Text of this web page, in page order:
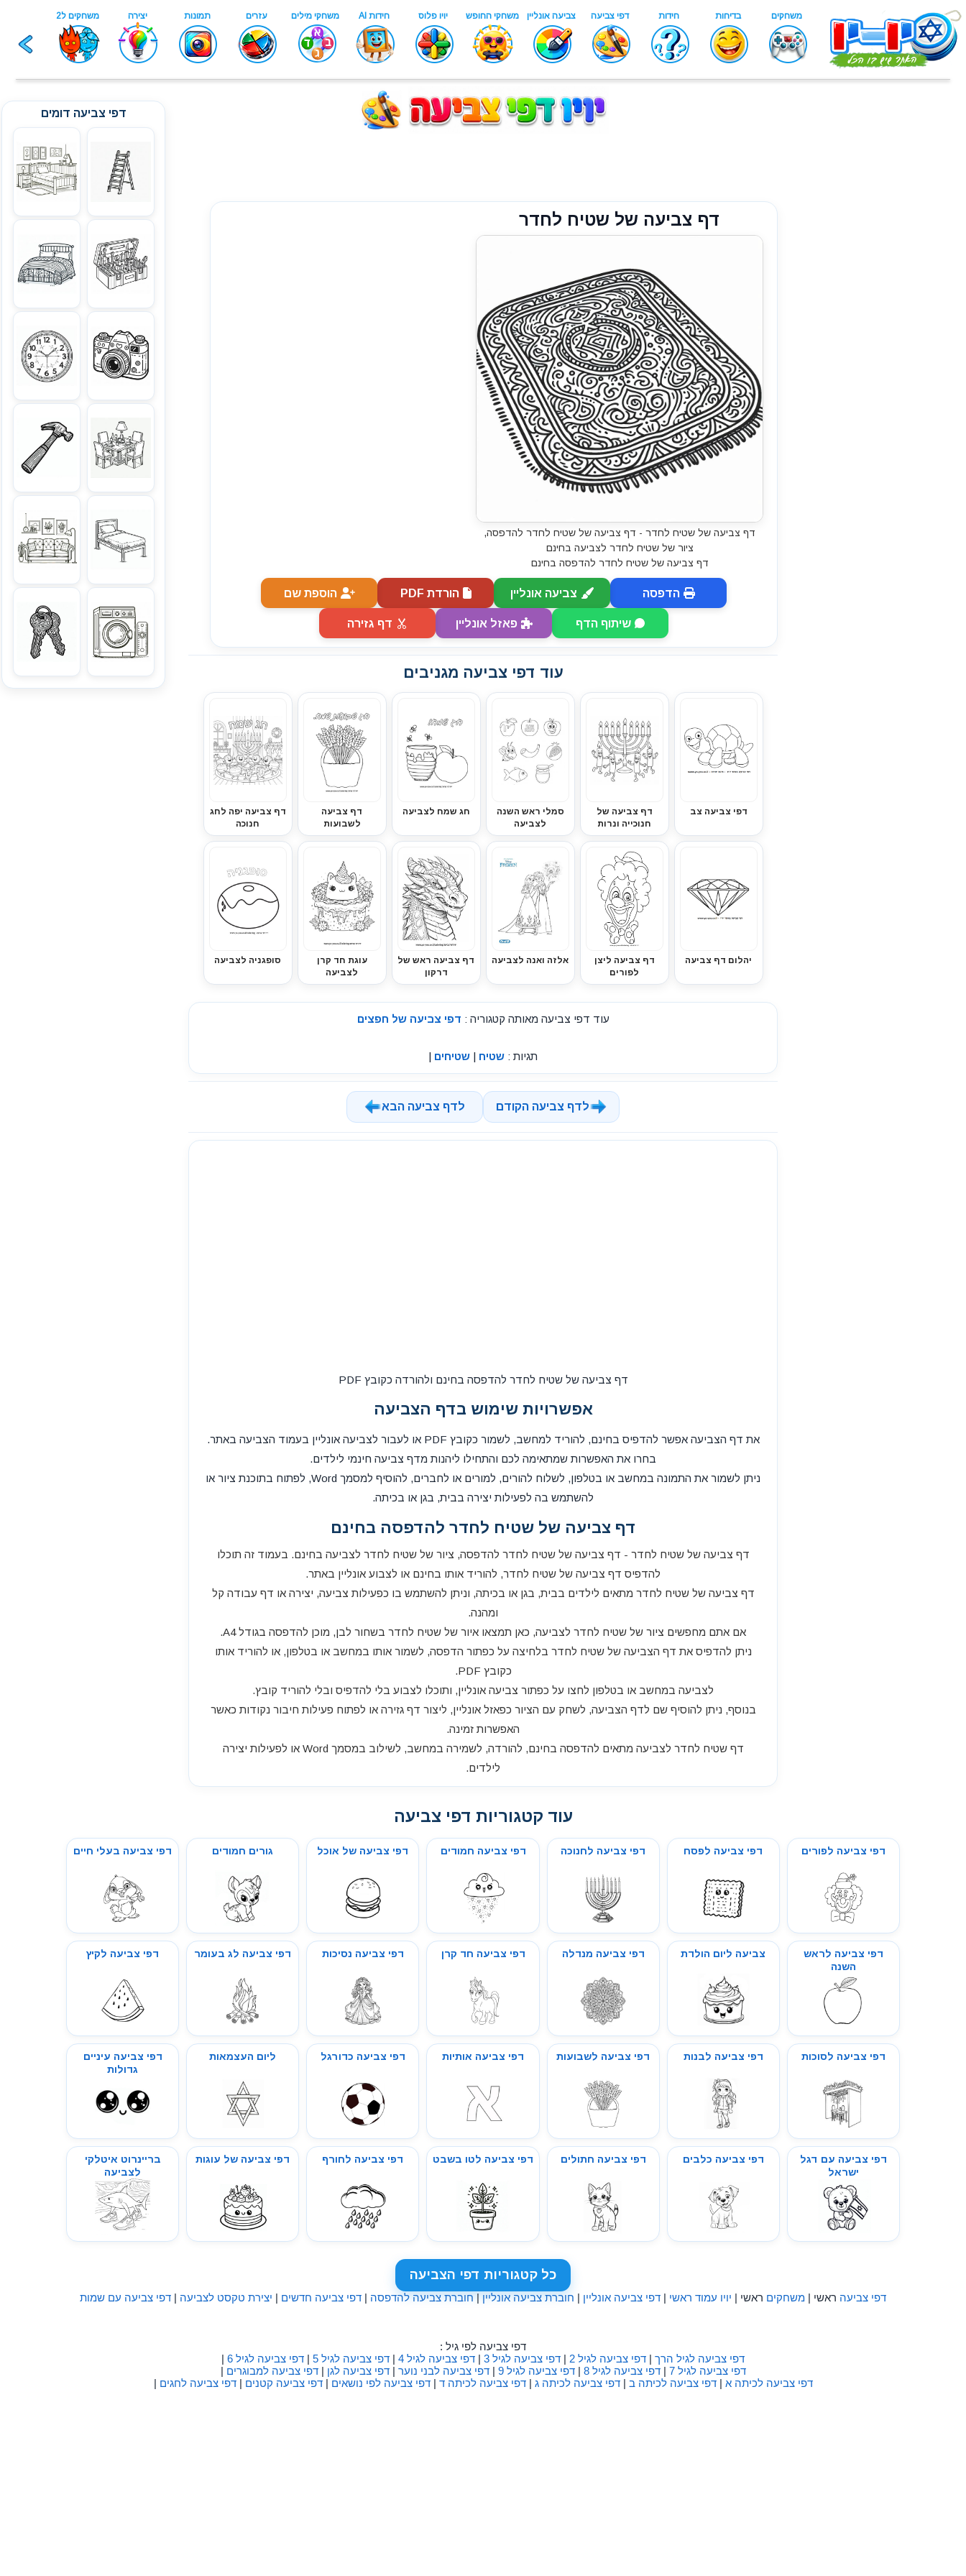
דפי צביעה דומים
דף צביעה של שטיח לחדר
דף צביעה של שטיח לחדר - דף צביעה של שטיח לחדר להדפסה,
ציור של שטיח לחדר לצביעה בחינם
דף צביעה של שטיח לחדר להדפסה בחינם
הדפסה צביעה אונליין הורדת PDF הוספת שם
פאזל אונליין דף גזירה שיתוף הדף
עוד דפי צביעה מגניבים
דפי צביעה צב
דף צביעה של
חנוכייה ונרות
סמלי ראש השנה
לצביעה
חג שמח לצביעה
דף צביעה
לשבועות
דף צביעה יפה לחג
חנוכה
יהלום דף צביעה
דף צביעה ליצן
לפורים
אלזה ואנה לצביעה
דף צביעה ראש של
דרקון
עוגת חד קרן
לצביעה
סופגניה לצביעה
עוד דפי צביעה מאותה קטגוריה : דפי צביעה של חפצים
תגיות : שטיח | שטיחים |
לדף צביעה הקודם לדף צביעה הבא
דף צביעה של שטיח לחדר להדפסה בחינם ולהורדה כקובץ PDF
אפשרויות שימוש בדף הצביעה
את דף הצביעה אפשר להדפיס בחינם, להוריד למחשב, לשמור כקובץ PDF או לעבור לצביעה אונליין בעמוד הצביעה באתר.
בחרו את האפשרות שמתאימה לכם והתחילו ליהנות מדף צביעה חינמי לילדים.
ניתן לשמור את התמונה במחשב או בטלפון, לשלוח להורים, למורים או לחברים, להוסיף למסמך Word, לפתוח בתוכנת ציור או
להשתמש בה לפעילות יצירה בבית, בגן או בכיתה.
דף צביעה של שטיח לחדר להדפסה בחינם
דף צביעה של שטיח לחדר - דף צביעה של שטיח לחדר להדפסה, ציור של שטיח לחדר לצביעה בחינם. בעמוד זה תוכלו
להדפיס דף צביעה של שטיח לחדר, להוריד אותו בחינם או לצבוע אונליין באתר.
דף צביעה של שטיח לחדר מתאים לילדים בבית, בגן או בכיתה, וניתן להשתמש בו כפעילות צביעה, יצירה או דף עבודה קל
ומהנה.
אם אתם מחפשים ציור של שטיח לחדר לצביעה, כאן תמצאו איור של שטיח לחדר בשחור לבן, מוכן להדפסה בגודל A4.
ניתן להדפיס את דף הצביעה של שטיח לחדר בלחיצה על כפתור הדפסה, לשמור אותו במחשב או בטלפון, או להוריד אותו
כקובץ PDF.
לצביעה במחשב או בטלפון לחצו על כפתור צביעה אונליין, ותוכלו לצבוע בלי להדפיס ובלי להוריד קובץ.
בנוסף, ניתן להוסיף שם לדף הצביעה, לשחק עם הציור כפאזל אונליין, ליצור דף גזירה או לפתוח פעילות חיבור נקודות כאשר
האפשרות זמינה.
דף שטיח לחדר לצביעה מתאים להדפסה בחינם, להורדה, לשמירה במחשב, לשילוב במסמך Word או לפעילות יצירה
לילדים.
עוד קטגוריות דפי צביעה
דפי צביעה לפורים דפי צביעה לפסח דפי צביעה לחנוכה דפי צביעה חמודים דפי צביעה של אוכל גורים חמודים דפי צביעה בעלי חיים
דפי צביעה לראש
השנה
צביעה ליום הולדת דפי צביעה מנדלה דפי צביעה חד קרן דפי צביעה נסיכות דפי צביעה לג בעומר דפי צביעה לקיץ
דפי צביעה לסוכות דפי צביעה לבנות דפי צביעה לשבועות דפי צביעה אותיות דפי צביעה כדורגל ליום העצמאות
דפי צביעה עיניים
גדולות
דפי צביעה עם דגל
ישראל
דפי צביעה כלבים דפי צביעה חתולים דפי צביעה לטו בשבט דפי צביעה לחורף דפי צביעה של עוגות
בריינרוט איטלקי
לצביעה
כל קטגוריות דפי הצביעה
דפי צביעה ראשי | משחקים ראשי | יויו עמוד ראשי | דפי צביעה אונליין | חוברת צביעה אונליין|חוברת צביעה להדפסה | דפי צביעה חדשים | יצירת טקסט לצביעה | דפי צביעה עם שמות
דפי צביעה לפי גיל :
דפי צביעה לגיל הרך | דפי צביעה לגיל 2 | דפי צביעה לגיל 3 | דפי צביעה לגיל 4 | דפי צביעה לגיל 5 | דפי צביעה לגיל 6
|
דפי צביעה לגיל 7
|דפי צביעה לגיל 8 |דפי צביעה לגיל 9 |דפי צביעה לבני נוער |דפי צביעה לגן |דפי צביעה למבוגרים |
דפי צביעה לכיתה א |דפי צביעה לכיתה ב |דפי צביעה לכיתה ג |דפי צביעה לכיתה ד |דפי צביעה לפי נושאים |דפי צביעה קטנים |דפי צביעה לחגים |